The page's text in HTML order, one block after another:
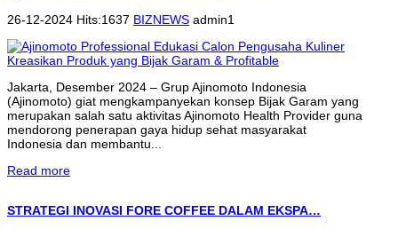
26-12-2024 Hits:1637 BIZNEWS admin1
Jakarta, Desember 2024 – Grup Ajinomoto Indonesia
(Ajinomoto) giat mengkampanyekan konsep Bijak Garam yang
merupakan salah satu aktivitas Ajinomoto Health Provider guna
mendorong penerapan gaya hidup sehat masyarakat
Indonesia dan membantu...
Read more
STRATEGI INOVASI FORE COFFEE DALAM EKSPA…